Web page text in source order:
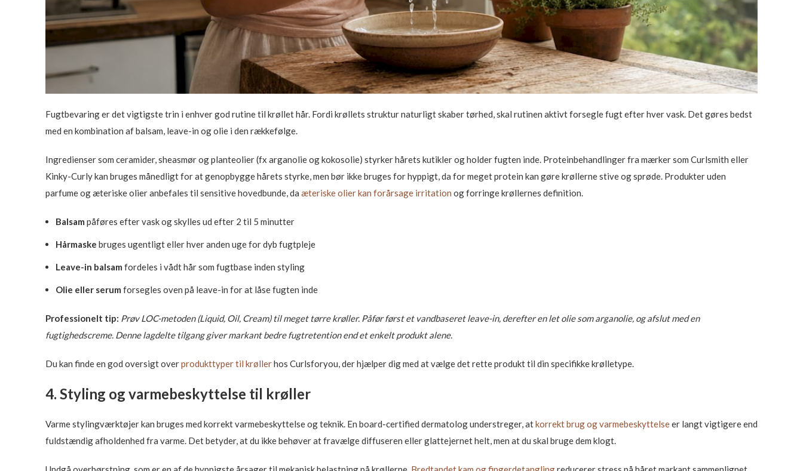
Fugtbevaring er det vigtigste trin i enhver god rutine til krøllet hår. Fordi krøllets struktur naturligt skaber tørhed, skal rutinen aktivt forsegle fugt efter hver vask. Det gøres bedst
med en kombination af balsam, leave-in og olie i den rækkefølge.
Ingredienser som ceramider, sheasmør og planteolier (fx arganolie og kokosolie) styrker hårets kutikler og holder fugten inde. Proteinbehandlinger fra mærker som Curlsmith eller
Kinky-Curly kan bruges månedligt for at genopbygge hårets styrke, men bør ikke bruges for hyppigt, da for meget protein kan gøre krøllerne stive og sprøde. Produkter uden
parfume og æteriske olier anbefales til sensitive hovedbunde, da æteriske olier kan forårsage irritation og forringe krøllernes definition.
Balsam påføres efter vask og skylles ud efter 2 til 5 minutter
Hårmaske bruges ugentligt eller hver anden uge for dyb fugtpleje
Leave-in balsam fordeles i vådt hår som fugtbase inden styling
Olie eller serum forsegles oven på leave-in for at låse fugten inde
Professionelt tip: Prøv LOC-metoden (Liquid, Oil, Cream) til meget tørre krøller. Påfør først et vandbaseret leave-in, derefter en let olie som arganolie, og afslut med en
fugtighedscreme. Denne lagdelte tilgang giver markant bedre fugtretention end et enkelt produkt alene.
Du kan finde en god oversigt overprodukttyper til krøllerhos Curlsforyou, der hjælper dig med at vælge det rette produkt til din specifikke krølletype.
4. Styling og varmebeskyttelse til krøller
Varme stylingværktøjer kan bruges med korrekt varmebeskyttelse og teknik. En board-certified dermatolog understreger, atkorrekt brug og varmebeskyttelseer langt vigtigere end
fuldstændig afholdenhed fra varme. Det betyder, at du ikke behøver at fravælge diffuseren eller glattejernet helt, men at du skal bruge dem klogt.